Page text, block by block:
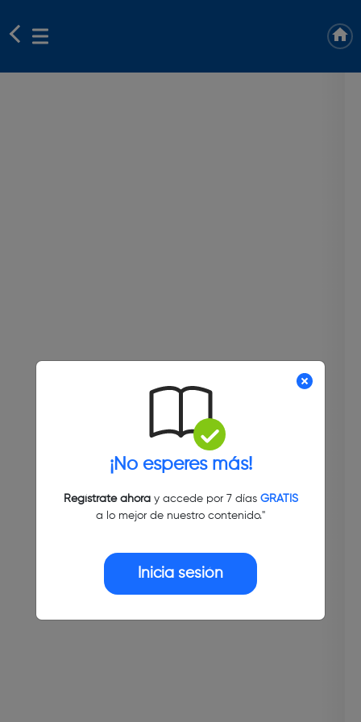
¡No esperes más!
Regístrate ahoray accede por 7 días GRATIS
a lo mejor de nuestro contenido."
Inicia sesión